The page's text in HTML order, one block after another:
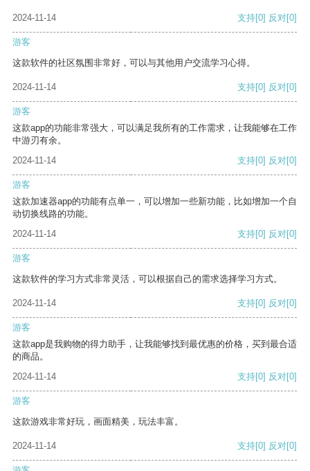
2024-11-14 支持[0] 反对[0]
游客
这款软件的社区氛围非常好，可以与其他用户交流学习心得。
2024-11-14 支持[0] 反对[0]
游客
这款app的功能非常强大，可以满足我所有的工作需求，让我能够在工作
中游刃有余。
2024-11-14
支持[0] 反对[0]
游客
这款加速器app的功能有点单一，可以增加一些新功能，比如增加一个自
动切换线路的功能。
2024-11-14
支持[0] 反对[0]
游客
这款软件的学习方式非常灵活，可以根据自己的需求选择学习方式。
2024-11-14 支持[0] 反对[0]
游客
这款app是我购物的得力助手，让我能够找到最优惠的价格，买到最合适
的商品。
2024-11-14
支持[0] 反对[0]
游客
这款游戏非常好玩，画面精美，玩法丰富。
2024-11-14 支持[0] 反对[0]